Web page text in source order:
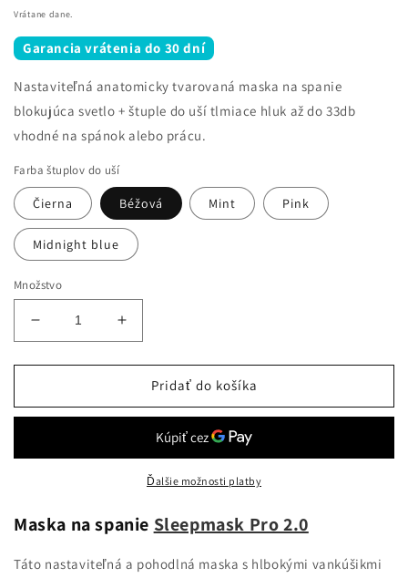
cena
Vrátane dane.
Garancia vrátenia do 30 dní
Nastaviteľná anatomicky tvarovaná maska na spanie
blokujúca svetlo + štuple do uší tlmiace hluk až do 33db
vhodné na spánok alebo prácu.
Farba štuplov do uší
Čierna Béžová Mint Pink
Midnight blue
Množstvo
množstvo
pre
na
Štuple
Zvýšiť
množstvo
pre
Maska
na
Štuple
Pridať do košíka
Ďalšie možnosti platby
Maska na spanie Sleepmask Pro 2.0
Táto nastaviteľná a pohodlná maska s hlbokými vankúšikmi